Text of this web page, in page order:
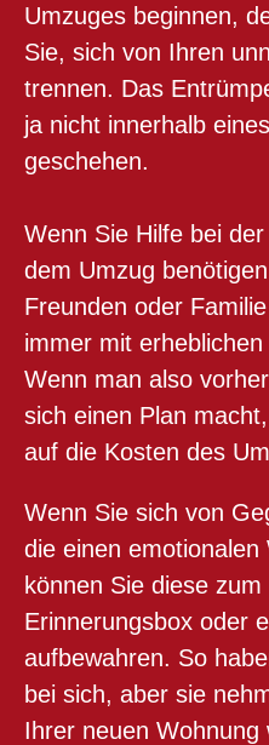
Umzuges beginnen,
Sie, sich von Ihren
trennen. Das
ja nicht innerhalb
geschehen.
Wenn Sie Hilfe bei
dem Umzug
Freunden oder
immer mit
Wenn man also
sich einen Plan
auf die Kosten des
Wenn Sie sich von
die einen
können Sie diese
Erinnerungsbox oder
aufbewahren. So
bei sich, aber sie
Ihrer neuen Wohnung